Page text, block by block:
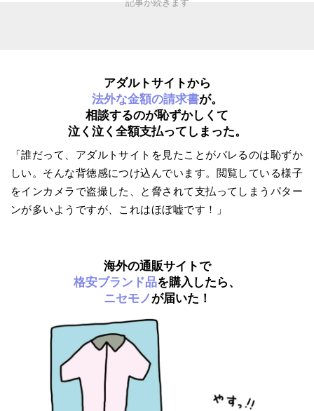
アダルトサイトから
法外な金額の請求書が。
相談するのが恥ずかしくて
泣く泣く全額支払ってしまった。
「誰だって、アダルトサイトを見たことがバレるのは恥ずか
しい。そんな背徳感につけ込んでいます。閲覧している様子
をインカメラで盗撮した、と脅されて支払ってしまうパター
ンが多いようですが、これはほぼ嘘です！」
海外の通販サイトで
格安ブランド品を購入したら、
ニセモノが届いた！